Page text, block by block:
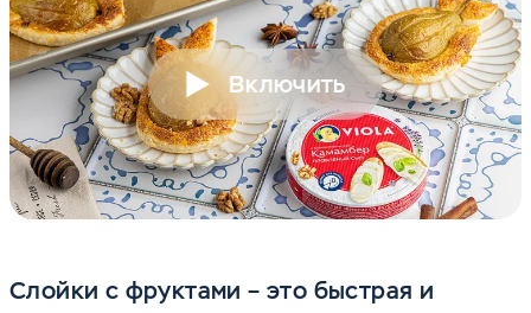
Включить
Слойки с фруктами – это быстрая и